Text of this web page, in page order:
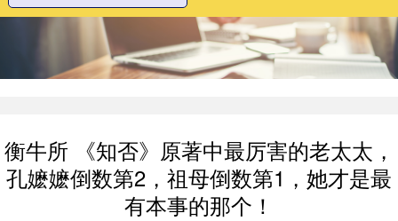
衡牛所 《知否》原著中最厉害的老太太，
孔嬷嬷倒数第2，祖母倒数第1，她才是最
有本事的那个！